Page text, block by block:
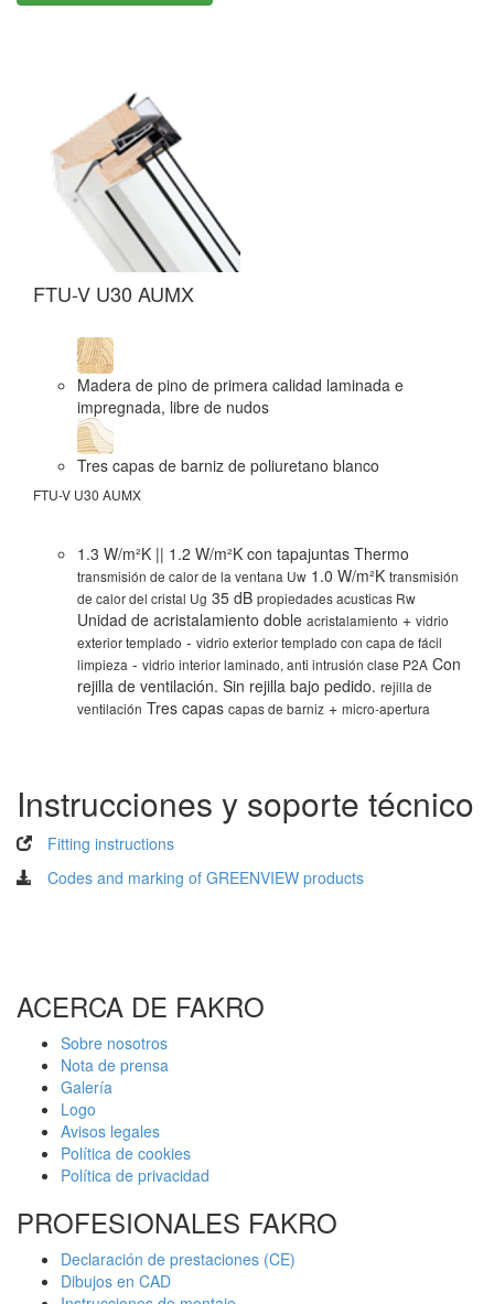
FTU-V U30 AUMX
Madera de pino de primera calidad laminada e
impregnada, libre de nudos
Tres capas de barniz de poliuretano blanco
FTU-V U30 AUMX
1.3 W/m²K || 1.2 W/m²K con tapajuntas Thermo
transmisión de calor de la ventana Uw 1.0 W/m²K transmisión
de calor del cristal Ug 35 dB propiedades acusticas Rw
Unidad de acristalamiento doble acristalamiento + vidrio
exterior templado - vidrio exterior templado con capa de fácil
limpieza - vidrio interior laminado, anti intrusión clase P2A Con
rejilla de ventilación. Sin rejilla bajo pedido. rejilla de
ventilación Tres capas capas de barniz + micro-apertura
Instrucciones y soporte técnico
Fitting instructions
Codes and marking of GREENVIEW products
ACERCA DE FAKRO
Sobre nosotros
Nota de prensa
Galería
Logo
Avisos legales
Política de cookies
Política de privacidad
PROFESIONALES FAKRO
Declaración de prestaciones (CE)
Dibujos en CAD